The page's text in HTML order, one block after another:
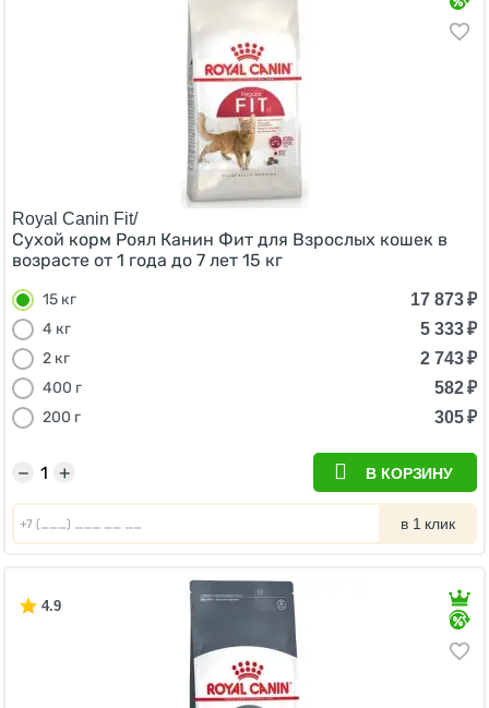
Royal Canin Fit/
Сухой корм Роял Канин Фит для Взрослых кошек в
возрасте от 1 года до 7 лет 15 кг
15 кг 17 873₽
4 кг
5 333₽
2 кг
2 743₽
400 г
582₽
200 г
305₽
+
− В КОРЗИНУ
в 1 клик
4.9